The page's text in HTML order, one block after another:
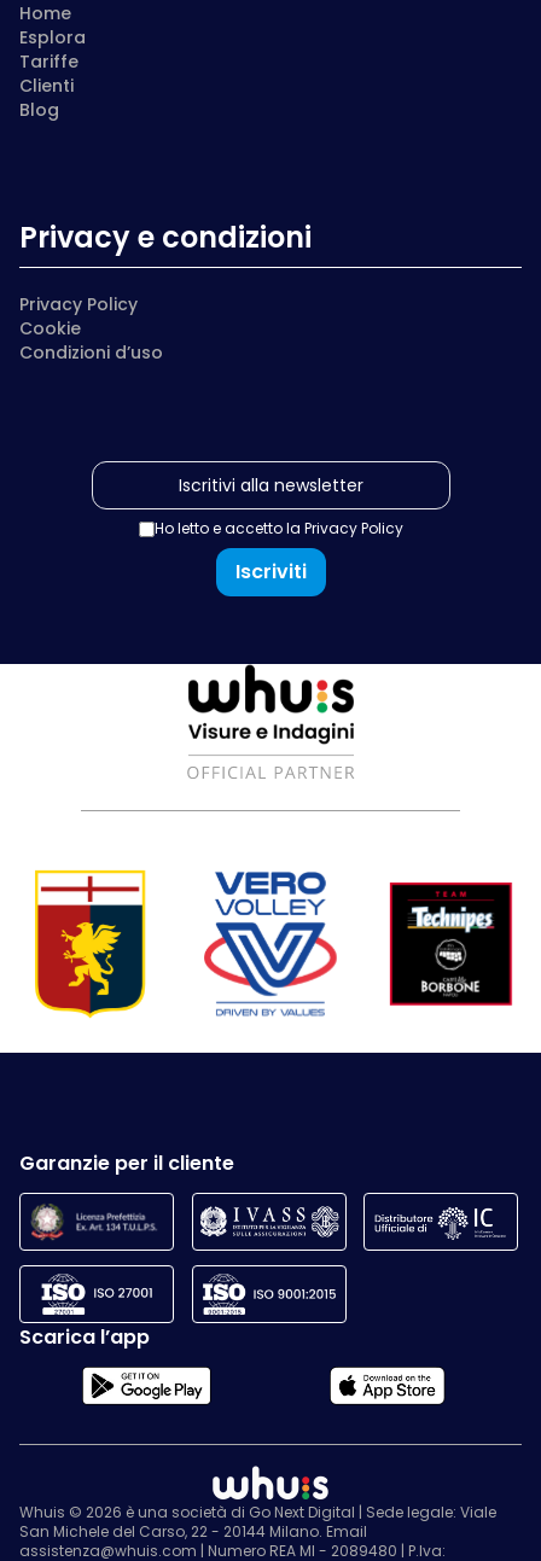
Home
Esplora
Tariffe
Clienti
Blog
Privacy e condizioni
Privacy Policy
Cookie
Condizioni d’uso
Ho letto e accetto la Privacy Policy
Iscriviti
Garanzie per il cliente
Scarica l’app
Whuis © 2026 è una società di Go Next Digital | Sede legale: Viale
San Michele del Carso, 22 - 20144 Milano. Email
assistenza@whuis.com | Numero REA MI - 2089480 | P.Iva: